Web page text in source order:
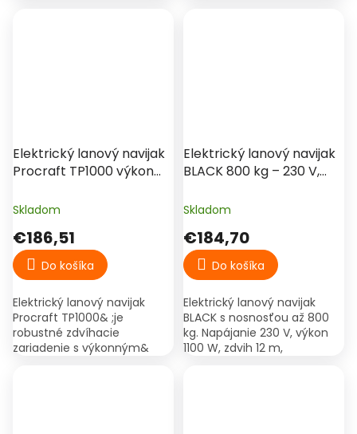
Elektrický lanový navijak
Procraft TP1000 výkon
kg
Skladom
€186,51
Do košíka
Elektrický lanový navijak
Procraft TP1000& ;je
robustné zdvíhacie
zariadenie s výkonným&
Elektrický lanový navijak
BLACK 800 kg – 230 V,
Skladom
€184,70
Do košíka
Elektrický lanový navijak
BLACK s nosnosťou až 800
kg. Napájanie 230 V, výkon
1100 W, zdvih 12 m,